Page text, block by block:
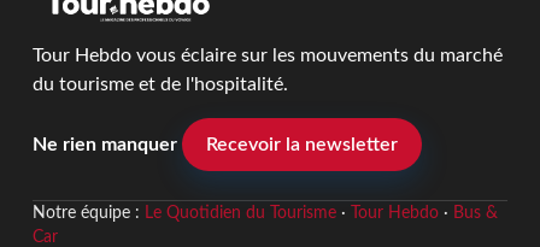
Tour Hebdo vous éclaire sur les mouvements du marché
du tourisme et de l'hospitalité.
Ne rien manquer Recevoir la newsletter
Notre équipe : Le Quotidien du Tourisme· Tour Hebdo· Bus &
Car